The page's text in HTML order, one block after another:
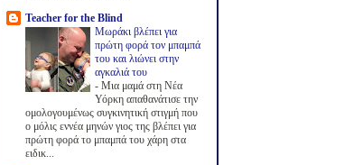
Teacher for the Blind
Μωράκι βλέπει για
πρώτη φορά τον μπαμπά
του και λιώνει στην
αγκαλιά του
- Μια μαμά στη Νέα
Υόρκη απαθανάτισε την
ομολογουμένως συγκινητική στιγμή που
ο μόλις εννέα μηνών γιος της βλέπει για
πρώτη φορά το μπαμπά του χάρη στα
ειδικ...